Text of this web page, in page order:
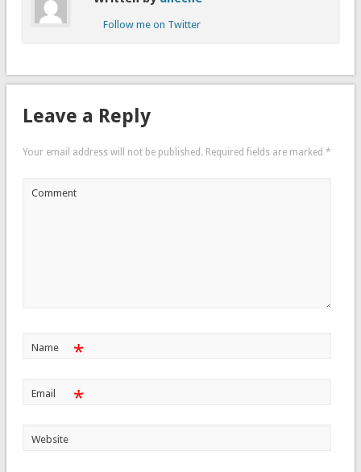
Follow me on Twitter
Leave a Reply
Your email address will not be published. Required fields are marked *
Comment
Name *
Email *
Website